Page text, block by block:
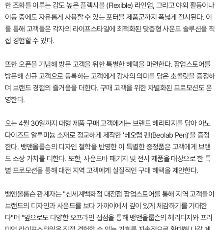
한 조화를 이루는 감도 높은 플렉시블 (Flexible) 라인업, 그리고 야외 활동이나
이동 중에도 자유롭게 사용할 수 있는 포터블 제품군까지 폭넓게 전시된다. 이
를 통해 고객들은 각자의 라이프스타일에 최적화된 맞춤형 사운드 솔루션을 직
접 경험할 수 있다.
또한 오픈을 기념해 방문 고객을 위한 특별한 혜택을 마련한다. 팝업스토어를
방문해 신규 고객으로 등록하는 고객에게 감사의 의미를 담은 초콜릿을 증정하
며 브랜드 경험의 즐거움을 더한다. 구매 고객을 위한 차별화된 프로모션도 운
영한다.
오는 4월 30일까지 대형 제품 구매 고객에게는 브랜드 헤리티지를 담아 아노
다이즈드 알루미늄 소재로 정교하게 제작한 '베오랩 펜(Beolab Pen)'을 증정
한다. 뱅앤올룹슨의 디자인 철학을 반영한 이 특별한 증정품은 고객에게 브랜
드 소장 가치를 더한다. 또한, 사운드바 패키지 및 전시 제품을 대상으로 한 특
별 프로모션을 통해 대전 지역 고객에게 실질적인 구매 혜택을 제안한다.
뱅앤올룹슨 관계자는 "신세계백화점 대전점 팝업스토어를 통해 지역 고객들이
브랜드의 디자인과 사운드를 보다 가까이에서 깊이 있게 체감하기를 기대한
다"며 "앞으로도 다양한 오프라인 접점을 통해 뱅앤올룹슨의 헤리티지와 프리